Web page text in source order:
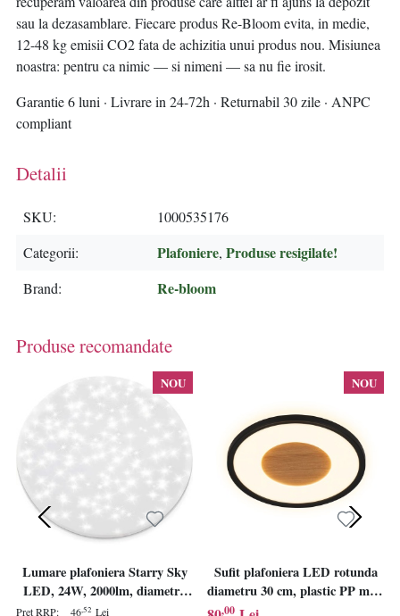
sau la dezasamblare. Fiecare produs Re-Bloom evita, in medie,
12-48 kg emisii CO2 fata de achizitia unui produs nou. Misiunea
noastra: pentru ca nimic — si nimeni — sa nu fie irosit.
Garantie 6 luni · Livrare in 24-72h · Returnabil 30 zile · ANPC
compliant
Detalii
SKU
1000535176
Categorii
Plafoniere, Produse resigilate!
Brand Re-bloom
Produse recomandate
NOU
Lumare plafoniera Starry Sky
LED, 24W, 2000lm, diametru
315mm, rotunda, 2700K alb
Pret RRP: 46,52 Lei
NOU
Sufit plafoniera LED rotunda
diametru 30 cm, plastic PP mat,
clasa E, 230V, IP20, neagra -
,00